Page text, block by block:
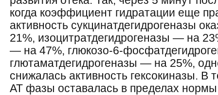
когда коэффициент гидратации еще
активность сукцинатдегидрогеназы
21%, изоцитратдегидрогеназы — на
— на 47%, глюкозо-6-
глютаматдегидрогеназы — на 25%,
снижалась активность гексокиназы. В
АТ фазы оставалась в пределах